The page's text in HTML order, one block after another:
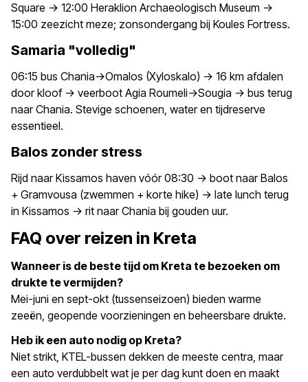
Square -> 12:00 Heraklion Archaeologisch Museum ->
15:00 zeezicht meze; zonsondergang bij Koules Fortress.
Samaria "volledig"
06:15 bus Chania->Omalos (Xyloskalo) -> 16 km afdalen
door kloof -> veerboot Agia Roumeli->Sougia -> bus terug
naar Chania. Stevige schoenen, water en tijdreserve
essentieel.
Balos zonder stress
Rijd naar Kissamos haven vóór 08:30 -> boot naar Balos
+ Gramvousa (zwemmen + korte hike) -> late lunch terug
in Kissamos -> rit naar Chania bij gouden uur.
FAQ over reizen in Kreta
Wanneer is de beste tijd om Kreta te bezoeken om
drukte te vermijden?
Mei-juni en sept-okt (tussenseizoen) bieden warme
zeeën, geopende voorzieningen en beheersbare drukte.
Heb ik een auto nodig op Kreta?
Niet strikt, KTEL-bussen dekken de meeste centra, maar
een auto verdubbelt wat je per dag kunt doen en maakt